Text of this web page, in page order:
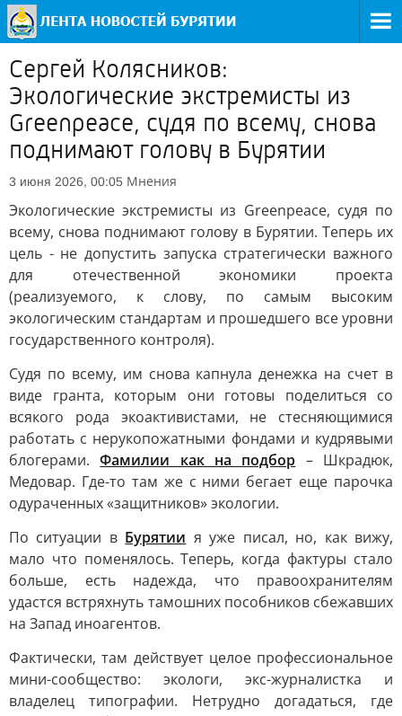
Сергей Колясников:
Экологические экстремисты из
Greenpeace, судя по всему, снова
поднимают голову в Бурятии
3 июня 2026, 00:05 Мнения
Экологические экстремисты из Greenpeace, судя по
всему, снова поднимают голову в Бурятии. Теперь их
цель - не допустить запуска стратегически важного
для отечественной экономики проекта
(реализуемого, к слову, по самым высоким
экологическим стандартам и прошедшего все уровни
государственного контроля).
Судя по всему, им снова капнула денежка на счет в
виде гранта, которым они готовы поделиться со
всякого рода экоактивистами, не стесняющимися
работать с нерукопожатными фондами и кудрявыми
блогерами.Фамилии как на подбор – Шкрадюк,
Медовар. Где-то там же с ними бегает еще парочка
одураченных «защитников» экологии.
По ситуации в Бурятии я уже писал, но, как вижу,
мало что поменялось. Теперь, когда фактуры стало
больше, есть надежда, что правоохранителям
удастся встряхнуть тамошних пособников сбежавших
на Запад иноагентов.
Фактически, там действует целое профессиональное
мини-сообщество: экологи, экс-журналистка и
владелец типографии. Нетрудно догадаться, где